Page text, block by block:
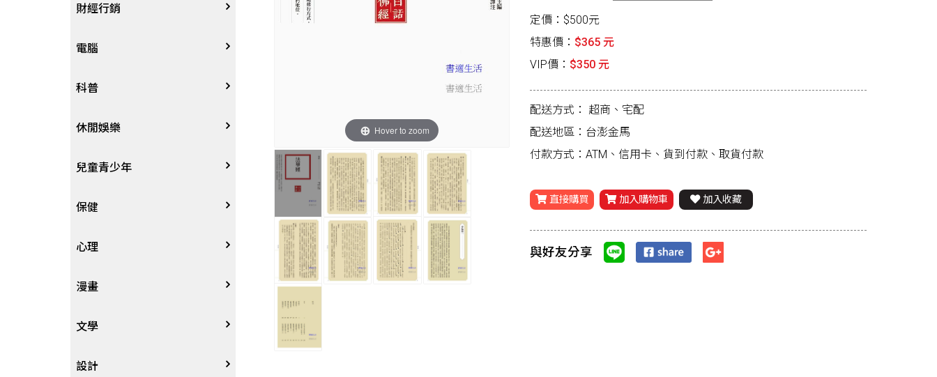
學習法/考試方法
國中小參考書
韓語
歐語
東南亞語
閩南語/台語
其他語言
中文
百科、圖鑑
地圖集
其他工具書
社會學、人文思想
法律
政治
軍事
哲學
歷史地理
歷史人物傳記
兩岸國際
財經行銷
行銷廣告
談判溝通
電子商務&趨勢
生涯規劃
經營管理、成功學
商學、經濟學
投資理財
人物傳記
職場工作術
電腦
軟體
硬體
技能檢定
電玩攻略
其他
科普
大自然動植物
天文地理
物理化學
科普
數學
航空
休閒娛樂
體育運動
音樂、樂譜
繪畫/書法
攝影
電影
棋藝桌遊
兒童青少年
0~3歲
4~8歲
8~12歲
12~18歲
遊戲書
保健
家庭、親子
疾病養生
醫療人文
心理
心理學
勵志成長
人際關係
漫畫
漫畫
圖文繪本
文學
中文文學
設計
Hover to zoom
定價：$500元
特惠價： $365 元
VIP價： $350 元
配送方式： 超商、宅配
配送地區：台澎金馬
付款方式：ATM、信用卡、貨到付款、取貨付款
直接購買 加入購物車 加入收藏
與好友分享